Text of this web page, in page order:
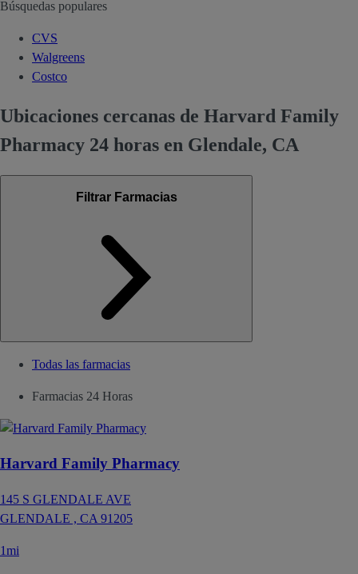
Búsquedas populares
CVS
Walgreens
Costco
Ubicaciones cercanas de Harvard Family
Pharmacy 24 horas en Glendale, CA
Filtrar Farmacias
Todas las farmacias
Farmacias 24 Horas
Harvard Family Pharmacy
145 S GLENDALE AVE
GLENDALE , CA 91205
1mi